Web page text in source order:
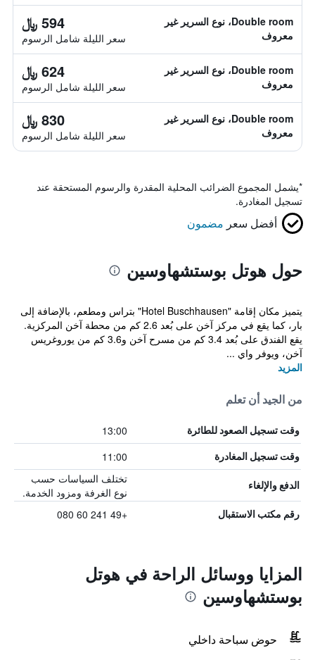
Double room، نوع السرير غير
معروف
594 ﷼
سعر الليلة شامل الرسوم
Double room، نوع السرير غير
معروف
624 ﷼
سعر الليلة شامل الرسوم
Double room، نوع السرير غير
معروف
830 ﷼
سعر الليلة شامل الرسوم
*يشمل المجموع الضرائب المحلية المقدرة والرسوم المستحقة عند
تسجيل المغادرة.
أفضل سعر مضمون
حول هوتل بوستشهاوسين
يتميز مكان إقامة "Hotel Buschhausen" بتراس ومطعم، بالإضافة إلى
بار، كما يقع في مركز آخن على بُعد 2.6 كم من محطة آخن المركزية.
يقع الفندق على بُعد 3.4 كم من مسرح آخن و3.6 كم من يوروغريس
آخن، ويوفر واي ...
المزيد
من الجيد أن تعلم
وقت تسجيل الصعود للطائرة 13:00
وقت تسجيل المغادرة 11:00
الدفع والإلغاء
تختلف السياسات حسب
نوع الغرفة ومزود الخدمة.
رقم مكتب الاستقبال +49 241 60 080
المزايا ووسائل الراحة في هوتل
بوستشهاوسين
حوض سباحة داخلي